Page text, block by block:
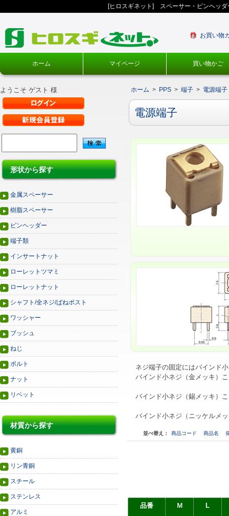
[ヒロスギネット] スペーサー・ピンヘッ
お買い物
ホーム マイページ 買い物かご
ようこそ ゲスト 様
形状から探す
金属スペーサー
樹脂スペーサー
ピンヘッダー
端子類
インサートナット
ローレットツマミ
ローレットナット
シャフト/全ネジ/ばねポスト
ワッシャー
ブッシュ
ねじ
ボルト
ナット
リベット
材質から探す
黄銅
リン青銅
スチール
ステンレス
アルミ
ホーム > PPS > 端子 > 電源端子
電源端子
ネジ端子の固定にはバインド
バインド小ネジ（金メッキ）
バインド小ネジ（錫メッキ）
バインド小ネジ（ニッケルメ
並べ替え： 商品コード 商品名
品番 Ｍ L